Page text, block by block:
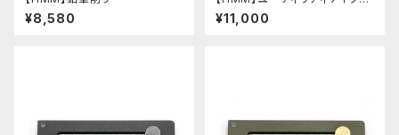
¥8,580
(シルバー)
¥11,000